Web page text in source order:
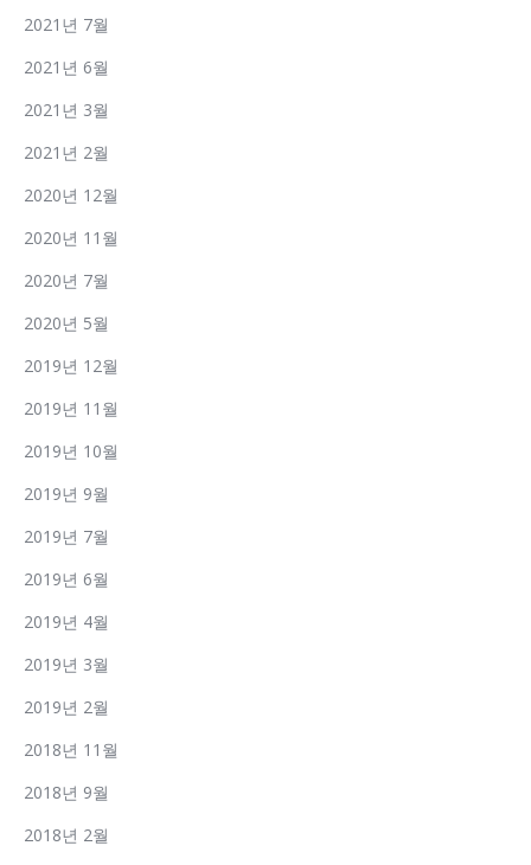
2021년 7월
2021년 6월
2021년 3월
2021년 2월
2020년 12월
2020년 11월
2020년 7월
2020년 5월
2019년 12월
2019년 11월
2019년 10월
2019년 9월
2019년 7월
2019년 6월
2019년 4월
2019년 3월
2019년 2월
2018년 11월
2018년 9월
2018년 2월